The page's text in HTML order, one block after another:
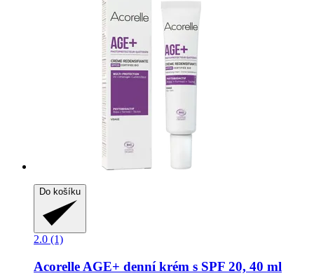
Do košíku
2.0 (1)
Acorelle AGE+ denní krém s SPF 20, 40 ml